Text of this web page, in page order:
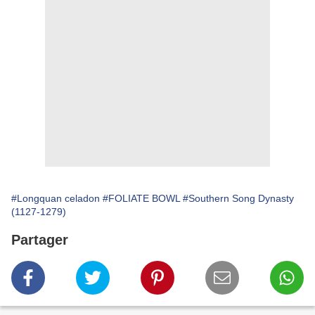
#Longquan celadon #FOLIATE BOWL #Southern Song Dynasty
(1127-1279)
Partager